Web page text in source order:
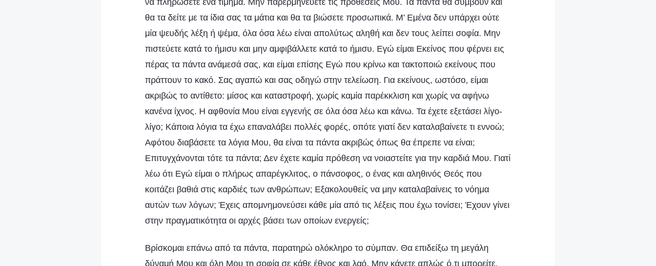
να πληρώσετε ένα τίμημα. Μην παρερμηνεύετε τις προθέσεις Μου. Τα πάντα θα συμβούν και
θα τα δείτε με τα ίδια σας τα μάτια και θα τα βιώσετε προσωπικά. Μ’ Εμένα δεν υπάρχει ούτε
μία ψευδής λέξη ή ψέμα, όλα όσα λέω είναι απολύτως αληθή και δεν τους λείπει σοφία. Μην
πιστεύετε κατά το ήμισυ και μην αμφιβάλλετε κατά το ήμισυ. Εγώ είμαι Εκείνος που φέρνει εις
πέρας τα πάντα ανάμεσά σας, και είμαι επίσης Εγώ που κρίνω και τακτοποιώ εκείνους που
πράττουν το κακό. Σας αγαπώ και σας οδηγώ στην τελείωση. Για εκείνους, ωστόσο, είμαι
ακριβώς το αντίθετο: μίσος και καταστροφή, χωρίς καμία παρέκκλιση και χωρίς να αφήνω
κανένα ίχνος. Η αφθονία Μου είναι εγγενής σε όλα όσα λέω και κάνω. Τα έχετε εξετάσει λίγο-
λίγο; Κάποια λόγια τα έχω επαναλάβει πολλές φορές, οπότε γιατί δεν καταλαβαίνετε τι εννοώ;
Αφότου διαβάσετε τα λόγια Μου, θα είναι τα πάντα ακριβώς όπως θα έπρεπε να είναι;
Επιτυγχάνονται τότε τα πάντα; Δεν έχετε καμία πρόθεση να νοιαστείτε για την καρδιά Μου. Γιατί
λέω ότι Εγώ είμαι ο πλήρως απαρέγκλιτος, ο πάνσοφος, ο ένας και αληθινός Θεός που
κοιτάζει βαθιά στις καρδιές των ανθρώπων; Εξακολουθείς να μην καταλαβαίνεις το νόημα
αυτών των λόγων; Έχεις απομνημονεύσει κάθε μία από τις λέξεις που έχω τονίσει; Έχουν γίνει
στην πραγματικότητα οι αρχές βάσει των οποίων ενεργείς;
Βρίσκομαι επάνω από τα πάντα, παρατηρώ ολόκληρο το σύμπαν. Θα επιδείξω τη μεγάλη
δύναμή Μου και όλη Μου τη σοφία σε κάθε έθνος και λαό. Μην κάνετε απλώς ό,τι μπορείτε,